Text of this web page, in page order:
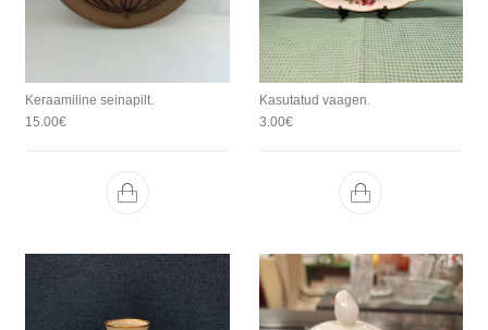
Keraamiline seinapilt.
15.00€
Kasutatud vaagen.
3.00€